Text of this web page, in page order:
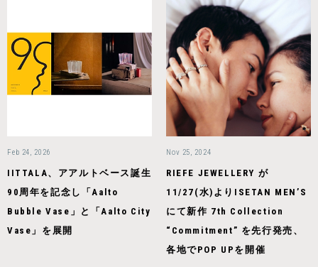
Feb 24, 2026
IITTALA、アアルトベース誕生
90周年を記念し「Aalto
Bubble Vase」と「Aalto City
Vase」を展開
Nov 25, 2024
RIEFE JEWELLERY が
11/27(水)よりISETAN MEN’S
にて新作 7th Collection
“Commitment” を先行発売、
各地でPOP UPを開催